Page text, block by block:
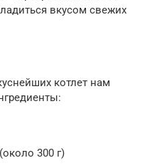
вкусом свежих
котлет нам
300 г)